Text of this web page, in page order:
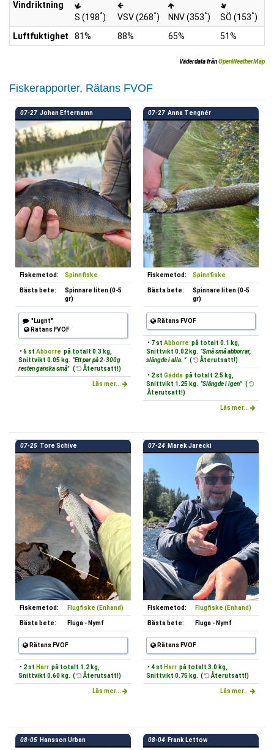
Vindriktning
S (198°) VSV (268°) NNV (353°) SÖ (153°)
Luftfuktighet
81% 88% 65% 51%
Väderdata frånOpenWeatherMap
Fiskerapporter, Rätans FVOF
07-27 Johan Efternamn
Fiskemetod: Spinnfiske
Bästa bete:
Spinnare liten (0-5
gr)
"Lugnt"
Rätans FVOF
• 6 st Abborre på totalt 0.3 kg,
Snittvikt 0.05 kg. "Ett par på 2-300g
resten ganska små" ( Återutsatt!)
Läs mer...
07-27 Anna Tengnér
Fiskemetod: Spinnfiske
Bästa bete:
Spinnare liten (0-5
gr)
Rätans FVOF
• 7 st Abborre på totalt 0.1 kg,
Snittvikt 0.02 kg. "Små små abborrar,
slängde i alla. " ( Återutsatt!)
• 2 st Gädda på totalt 2.5 kg,
Snittvikt 1.25 kg. "Slängde i igen" (
Återutsatt!)
Läs mer...
07-25 Tore Schive
Fiskemetod: Flugfiske (Enhand)
Bästa bete: Fluga - Nymf
Rätans FVOF
• 2 st Harr på totalt 1.2 kg,
Snittvikt 0.60 kg. (
Återutsatt!)
Läs mer...
07-24 Marek Jarecki
Fiskemetod: Flugfiske (Enhand)
Bästa bete: Fluga - Nymf
Rätans FVOF
• 4 st Harr på totalt 3.0 kg,
Snittvikt 0.75 kg. (
Återutsatt!)
Läs mer...
08-05 Hansson Urban 08-04 Frank Lettow